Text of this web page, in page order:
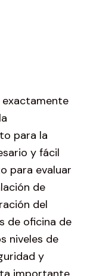
para la
y fácil
para evaluar
de
del
de oficina de
niveles de
y